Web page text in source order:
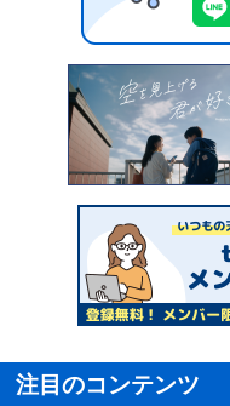
注目のコンテンツ